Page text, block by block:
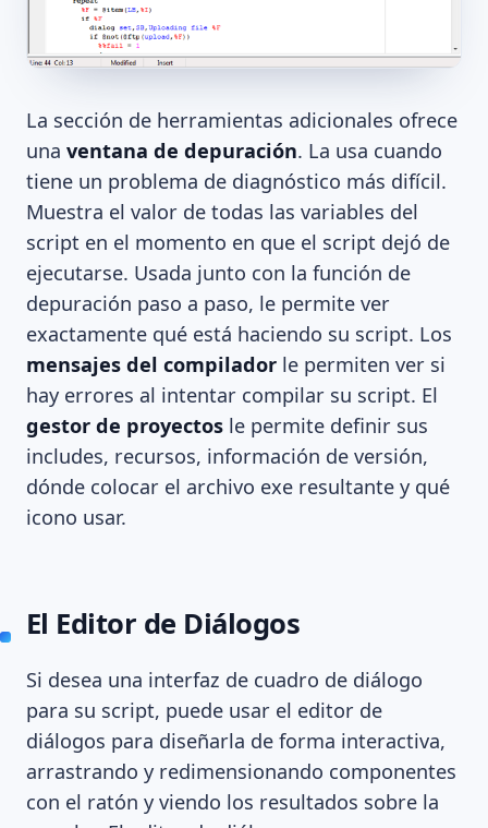
La sección de herramientas adicionales ofrece
una ventana de depuración. La usa cuando
tiene un problema de diagnóstico más difícil.
Muestra el valor de todas las variables del
script en el momento en que el script dejó de
ejecutarse. Usada junto con la función de
depuración paso a paso, le permite ver
exactamente qué está haciendo su script. Los
mensajes del compilador le permiten ver si
hay errores al intentar compilar su script. El
gestor de proyectos le permite definir sus
includes, recursos, información de versión,
dónde colocar el archivo exe resultante y qué
icono usar.
El Editor de Diálogos
Si desea una interfaz de cuadro de diálogo
para su script, puede usar el editor de
diálogos para diseñarla de forma interactiva,
arrastrando y redimensionando componentes
con el ratón y viendo los resultados sobre la